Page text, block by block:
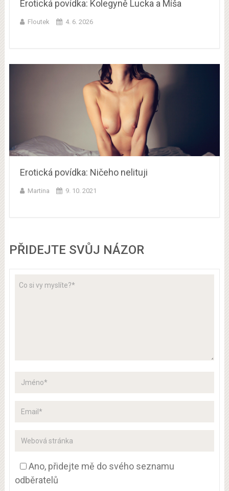
Erotická povídka: Kolegyně Lucka a Míša
Floutek 4. 6. 2026
Erotická povídka: Ničeho nelituji
Martina 9. 10. 2021
PŘIDEJTE SVŮJ NÁZOR
Ano, přidejte mě do svého seznamu
odběratelů